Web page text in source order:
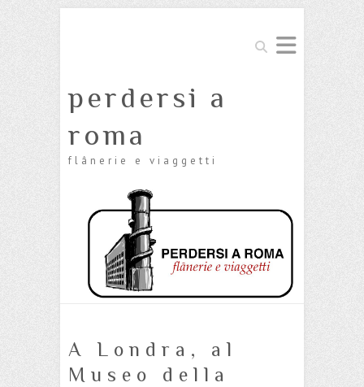
Cerca
perdersi a
roma
flânerie e viaggetti
A Londra, al
Museo della